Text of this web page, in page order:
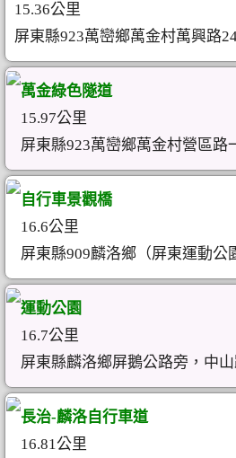
15.36公里
屏東縣923萬巒鄉萬金村萬興路
萬金綠色隧道
15.97公里
屏東縣923萬巒鄉萬金村營區路
自行車景觀橋
16.6公里
屏東縣909麟洛鄉（屏東運動公
運動公園
16.7公里
屏東縣麟洛鄉屏鵝公路旁，中
長治-麟洛自行車道
16.81公里